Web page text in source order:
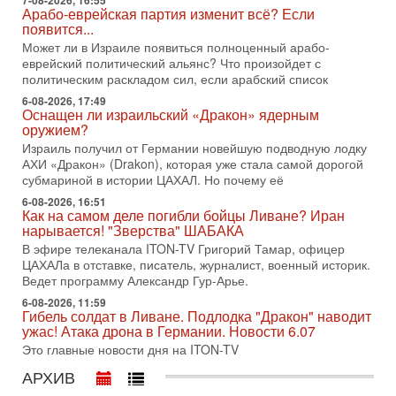
Голоса русскоязычных репатриантов не раз кардинально
меняли политический ландшафт Израиля. Достаточно
вспомнить взлет партии «Исраэль ба-алия», когда
31-07-2026, 17:00
Тайны закрытых дверей: о чём на самом деле
молчат Трамп и Нетаньяху?
Недавний визит премьер-министра Израиля Биньямина
Нетаньяху в США и его встреча с Дональдом Трампом
оставили больше вопросов, чем ответов. Полная
31-07-2026, 15:18
Иран готовит покушение на Нетаниягу! Трамп не
хочет эскалации, но КСИР готовит взрыв!
В эфире телеканала ITON-TV СЕРГЕЙ МИГДАЛЬ, эксперт
по вопросам безопасности, офицер запаса
Международного управления полиции Израиля, автор
31-07-2026, 09:02
Битва за разоружение ХАМАСа - НОВОСТИ
31/07/2026
Сегодня президент США Дональд Трамп заявил о
достижении исторического соглашения о полном
разоружении ХАМАСа и других вооруженных группировок в
30-07-2026, 17:59
Иран доведет Трампа до крайних мер? Разбор и
Арабо-еврейская партия изменит всё? Если
появится...
Может ли в Израиле появиться полноценный арабо-
еврейский политический альянс? Что произойдет с
политическим раскладом сил, если арабский список
6-08-2026, 17:49
Оснащен ли израильский «Дракон» ядерным
оружием?
Израиль получил от Германии новейшую подводную лодку
АХИ «Дракон» (Drakon), которая уже стала самой дорогой
субмариной в истории ЦАХАЛ. Но почему её
6-08-2026, 16:51
Как на самом деле погибли бойцы Ливане? Иран
нарывается! "Зверства" ШАБАКА
В эфире телеканала ITON-TV Григорий Тамар, офицер
ЦАХАЛа в отставке, писатель, журналист, военный историк.
Ведет программу Александр Гур-Арье.
6-08-2026, 11:59
Гибель солдат в Ливане. Подлодка "Дракон" наводит
ужас! Атака дрона в Германии. Новости 6.07
Это главные новости дня на ITON-TV
АРХИВ